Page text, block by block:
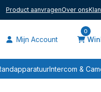
Product aanvragenOver ons
Mijn Account
0
Intercom &